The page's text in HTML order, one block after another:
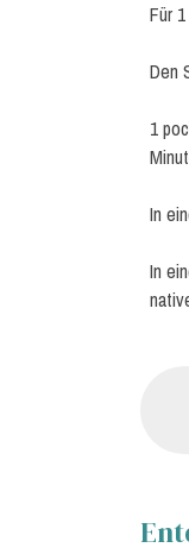
Für
Den
1
In
In